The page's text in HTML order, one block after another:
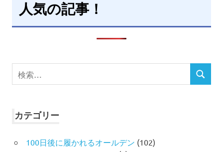
人気の記事！
検
索
検
カテゴリー
100日後に履かれるオールデン (102)